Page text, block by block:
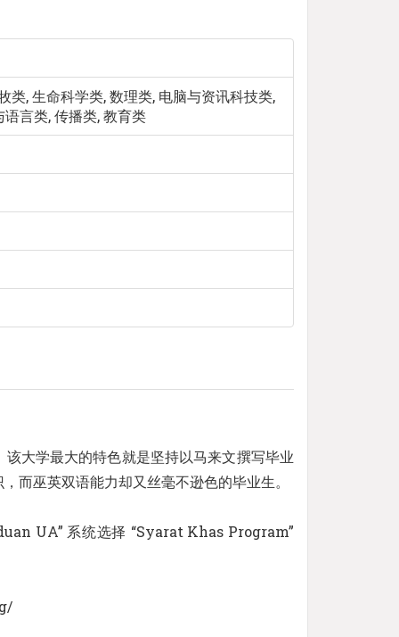
类, 生命科学类, 数理类, 电脑与资讯科技类,
言类, 传播类, 教育类
大学最大的特色就是坚持以马来文撰写毕业
而巫英双语能力却又丝毫不逊色的毕业生。
UA” 系统选择 “Syarat Khas Program”